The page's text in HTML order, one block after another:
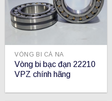
VÒNG BI CÀ NA
Vòng bi bạc đạn 22210
VPZ chính hãng